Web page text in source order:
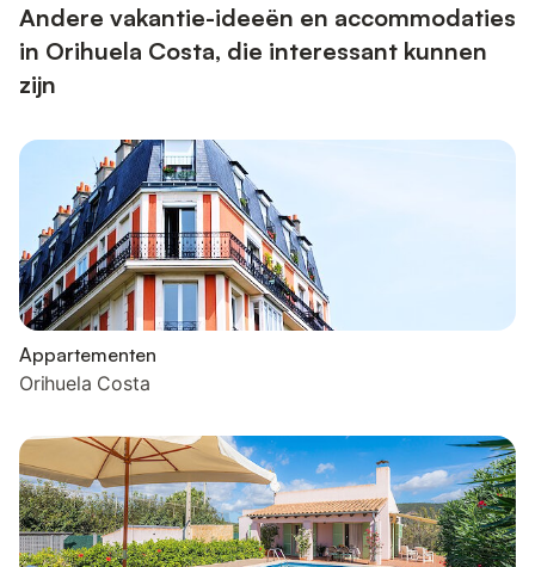
Andere vakantie-ideeën en accommodaties
in Orihuela Costa, die interessant kunnen
zijn
Appartementen
Orihuela Costa